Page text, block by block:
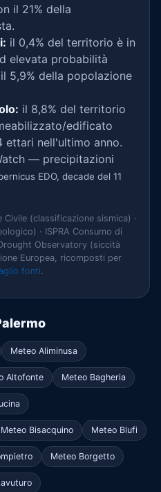
il 21% della
il 0,4% del territorio è in
elevata probabilità
5,9% della popolazione
il 8,8% del territorio
edificato
ettari nell'ultimo anno.
— precipitazioni
EDO, decade del 11
(classificazione sismica) ·
· ISPRA Consumo di
Observatory (siccità
Europea, ricomposti per
fonti.
Meteo Aliminusa
Altofonte Meteo Bagheria
Meteo Bisacquino Meteo Blufi
Meteo Borgetto